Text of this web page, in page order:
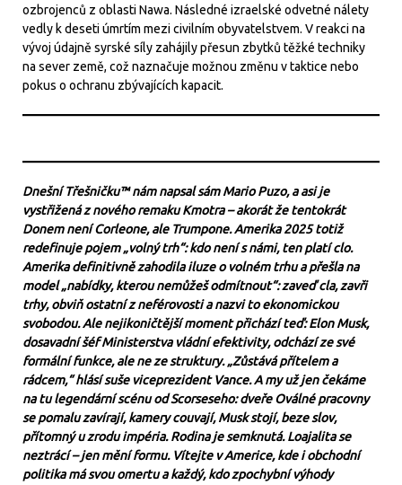
ozbrojenců z oblasti Nawa. Následné izraelské odvetné nálety
vedly k deseti úmrtím mezi civilním obyvatelstvem. V reakci na
vývoj údajně syrské síly zahájily přesun zbytků těžké techniky
na sever země, což naznačuje možnou změnu v taktice nebo
pokus o ochranu zbývajících kapacit.
Dnešní Třešničku™ nám napsal sám Mario Puzo, a asi je
vystřižená z nového remaku Kmotra – akorát že tentokrát
Donem není Corleone, ale Trumpone. Amerika 2025 totiž
redefinuje pojem „volný trh“: kdo není s námi, ten platí clo.
Amerika definitivně zahodila iluze o volném trhu a přešla na
model „nabídky, kterou nemůžeš odmítnout“: zaveď cla, zavři
trhy, obviň ostatní z neférovosti a nazvi to ekonomickou
svobodou. Ale nejikoničtější moment přichází teď: Elon Musk,
dosavadní šéf Ministerstva vládní efektivity, odchází ze své
formální funkce, ale ne ze struktury. „Zůstává přítelem a
rádcem,“ hlásí suše viceprezident Vance. A my už jen čekáme
na tu legendární scénu od Scorseseho: dveře Oválné pracovny
se pomalu zavírají, kamery couvají, Musk stojí, beze slov,
přítomný u zrodu impéria. Rodina je semknutá. Loajalita se
neztrácí – jen mění formu. Vítejte v Americe, kde i obchodní
politika má svou omertu a každý, kdo zpochybní výhody